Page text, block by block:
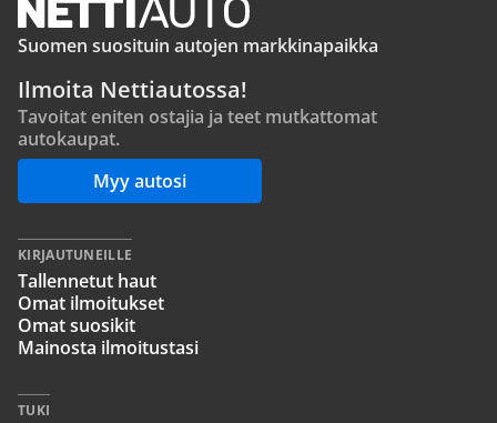
Suomen suosituin autojen markkinapaikka
Ilmoita Nettiautossa!
Tavoitat eniten ostajia ja teet mutkattomat
autokaupat.
Myy autosi
KIRJAUTUNEILLE
Tallennetut haut
Omat ilmoitukset
Omat suosikit
Mainosta ilmoitustasi
TUKI